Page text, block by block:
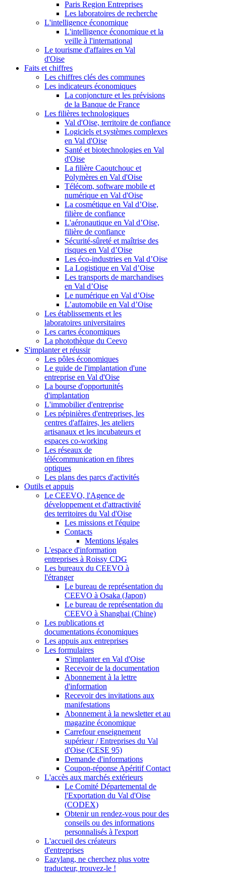
Paris Region Entreprises
Les laboratoires de recherche
L'intelligence économique
L'intelligence économique et la
veille à l'international
Le tourisme d'affaires en Val
d'Oise
Faits et chiffres
Les chiffres clés des communes
Les indicateurs économiques
La conjoncture et les prévisions
de la Banque de France
Les filières technologiques
Val d'Oise, territoire de confiance
Logiciels et systèmes complexes
en Val d'Oise
Santé et biotechnologies en Val
d'Oise
La filière Caoutchouc et
Polymères en Val d'Oise
Télécom, software mobile et
numérique en Val d'Oise
La cosmétique en Val d’Oise,
filière de confiance
L'aéronautique en Val d’Oise,
filière de confiance
Sécurité-sûreté et maîtrise des
risques en Val d’Oise
Les éco-industries en Val d’Oise
La Logistique en Val d’Oise
Les transports de marchandises
en Val d’Oise
Le numérique en Val d’Oise
L’automobile en Val d’Oise
Les établissements et les
laboratoires universitaires
Les cartes économiques
La photothèque du Ceevo
S'implanter et réussir
Les pôles économiques
Le guide de l'implantation d'une
entreprise en Val d'Oise
La bourse d'opportunités
d'implantation
L'immobilier d'entreprise
Les pépinières d'entreprises, les
centres d'affaires, les ateliers
artisanaux et les incubateurs et
espaces co-working
Les réseaux de
télécommunication en fibres
optiques
Les plans des parcs d'activités
Outils et appuis
Le CEEVO, l'Agence de
développement et d'attractivité
des territoires du Val d'Oise
Les missions et l'équipe
Contacts
Mentions légales
L'espace d'information
entreprises à Roissy CDG
Les bureaux du CEEVO à
l'étranger
Le bureau de représentation du
CEEVO à Osaka (Japon)
Le bureau de représentation du
CEEVO à Shanghai (Chine)
Les publications et
documentations économiques
Les appuis aux entreprises
Les formulaires
S'implanter en Val d'Oise
Recevoir de la documentation
Abonnement à la lettre
d'information
Recevoir des invitations aux
manifestations
Abonnement à la newsletter et au
magazine économique
Carrefour enseignement
supérieur / Entreprises du Val
d'Oise (CESE 95)
Demande d'informations
Coupon-réponse Apéritif Contact
L'accès aux marchés extérieurs
Le Comité Départemental de
l'Exportation du Val d'Oise
(CODEX)
Obtenir un rendez-vous pour des
conseils ou des informations
personnalisés à l'export
L'accueil des créateurs
d'entreprises
Eazylang, ne cherchez plus votre
traducteur, trouvez-le !